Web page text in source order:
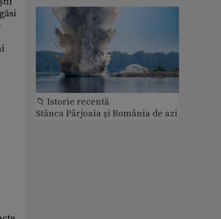
📁 Istorie recentă
Stânca Pârjoaia şi România de azi